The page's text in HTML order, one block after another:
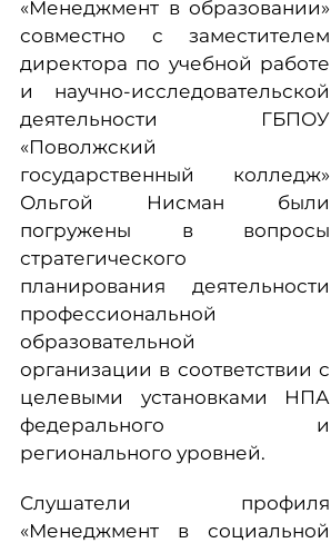
«Менеджмент в образовании»
совместно с заместителем
директора по учебной работе
и научно-исследовательской
деятельности ГБПОУ
«Поволжский
государственный колледж»
Ольгой Нисман были
погружены в вопросы
стратегического
планирования деятельности
профессиональной
образовательной
организации в соответствии с
целевыми установками НПА
федерального и
регионального уровней.
Слушатели профиля
«Менеджмент в социальной